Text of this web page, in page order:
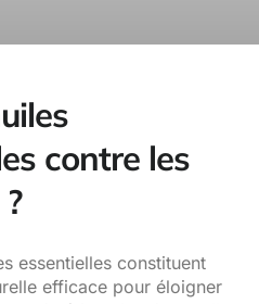
contre les
essentielles constituent
efficace pour éloigner